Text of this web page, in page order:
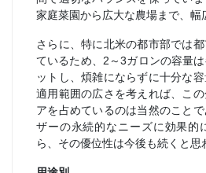
家庭菜園から広大な農場まで、幅
さらに、特に北米の都市部では
ているため、2～3ガロンの容量
ットし、煩雑にならずに十分な
適用範囲の広さを考えれば、こ
アを占めているのは当然のこと
ザーの永続的なニーズに効果的
ら、その優位性は今後も続くと思